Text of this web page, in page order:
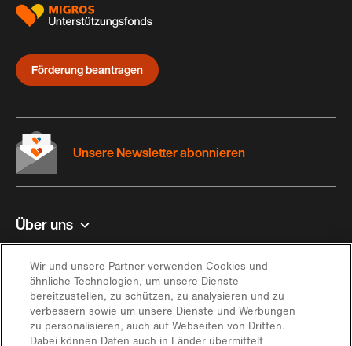
Förderung beantragen
Über uns
Kontakt und Hilfe
Inspiration
Unsere Newsletter abonnieren
Wir und unsere Partner verwenden Cookies und
ähnliche Technologien, um unsere Dienste
bereitzustellen, zu schützen, zu analysieren und zu
verbessern sowie um unsere Dienste und Werbungen
zu personalisieren, auch auf Webseiten von Dritten.
Dabei können Daten auch in Länder übermittelt